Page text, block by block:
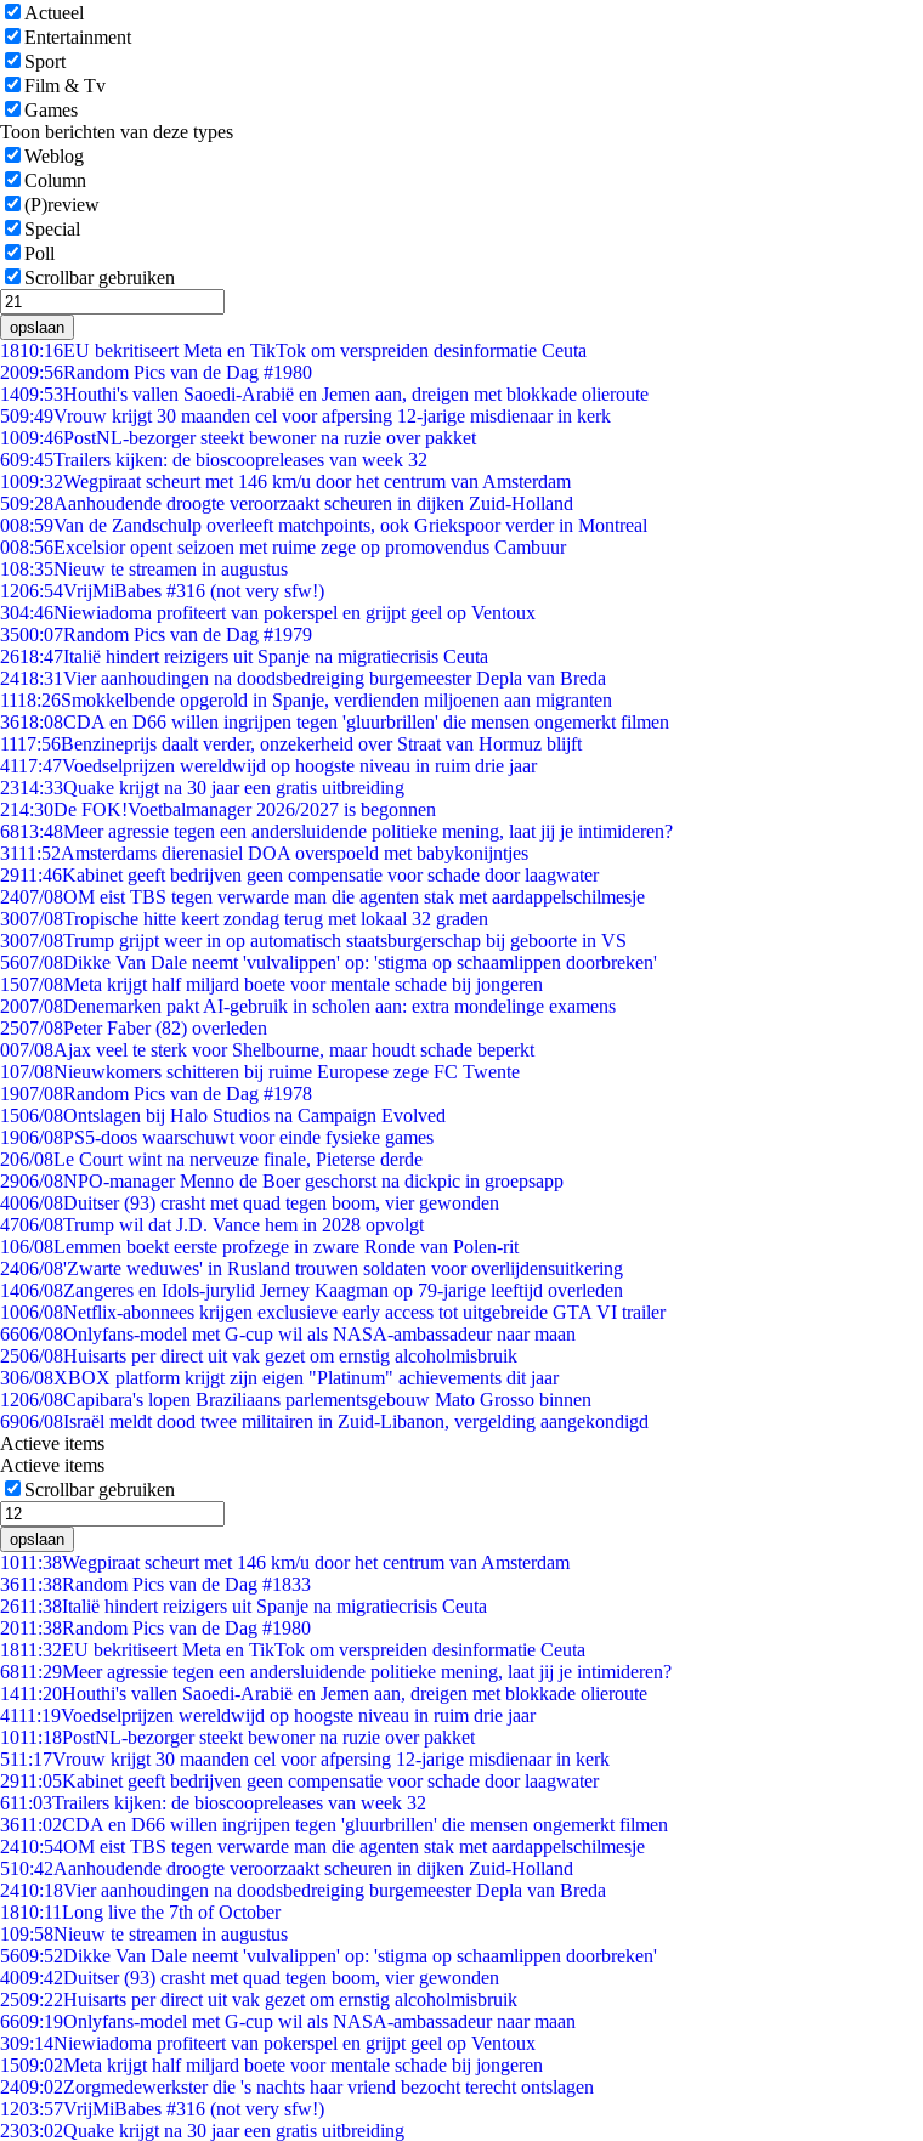
Actueel
Entertainment
Sport
Film & Tv
Games
Toon berichten van deze types
Weblog
Column
(P)review
Special
Poll
Scrollbar gebruiken
opslaan
1810:16EU bekritiseert Meta en TikTok om verspreiden desinformatie Ceuta
2009:56Random Pics van de Dag #1980
1409:53Houthi's vallen Saoedi-Arabië en Jemen aan, dreigen met blokkade olieroute
509:49Vrouw krijgt 30 maanden cel voor afpersing 12-jarige misdienaar in kerk
1009:46PostNL-bezorger steekt bewoner na ruzie over pakket
609:45Trailers kijken: de bioscoopreleases van week 32
1009:32Wegpiraat scheurt met 146 km/u door het centrum van Amsterdam
509:28Aanhoudende droogte veroorzaakt scheuren in dijken Zuid-Holland
008:59Van de Zandschulp overleeft matchpoints, ook Griekspoor verder in Montreal
008:56Excelsior opent seizoen met ruime zege op promovendus Cambuur
108:35Nieuw te streamen in augustus
1206:54VrijMiBabes #316 (not very sfw!)
304:46Niewiadoma profiteert van pokerspel en grijpt geel op Ventoux
3500:07Random Pics van de Dag #1979
2618:47Italië hindert reizigers uit Spanje na migratiecrisis Ceuta
2418:31Vier aanhoudingen na doodsbedreiging burgemeester Depla van Breda
1118:26Smokkelbende opgerold in Spanje, verdienden miljoenen aan migranten
3618:08CDA en D66 willen ingrijpen tegen 'gluurbrillen' die mensen ongemerkt filmen
1117:56Benzineprijs daalt verder, onzekerheid over Straat van Hormuz blijft
4117:47Voedselprijzen wereldwijd op hoogste niveau in ruim drie jaar
2314:33Quake krijgt na 30 jaar een gratis uitbreiding
214:30De FOK!Voetbalmanager 2026/2027 is begonnen
6813:48Meer agressie tegen een andersluidende politieke mening, laat jij je intimideren?
3111:52Amsterdams dierenasiel DOA overspoeld met babykonijntjes
2911:46Kabinet geeft bedrijven geen compensatie voor schade door laagwater
2407/08OM eist TBS tegen verwarde man die agenten stak met aardappelschilmesje
3007/08Tropische hitte keert zondag terug met lokaal 32 graden
3007/08Trump grijpt weer in op automatisch staatsburgerschap bij geboorte in VS
5607/08Dikke Van Dale neemt 'vulvalippen' op: 'stigma op schaamlippen doorbreken'
1507/08Meta krijgt half miljard boete voor mentale schade bij jongeren
2007/08Denemarken pakt AI-gebruik in scholen aan: extra mondelinge examens
2507/08Peter Faber (82) overleden
007/08Ajax veel te sterk voor Shelbourne, maar houdt schade beperkt
107/08Nieuwkomers schitteren bij ruime Europese zege FC Twente
1907/08Random Pics van de Dag #1978
1506/08Ontslagen bij Halo Studios na Campaign Evolved
1906/08PS5-doos waarschuwt voor einde fysieke games
206/08Le Court wint na nerveuze finale, Pieterse derde
2906/08NPO-manager Menno de Boer geschorst na dickpic in groepsapp
4006/08Duitser (93) crasht met quad tegen boom, vier gewonden
4706/08Trump wil dat J.D. Vance hem in 2028 opvolgt
106/08Lemmen boekt eerste profzege in zware Ronde van Polen-rit
2406/08'Zwarte weduwes' in Rusland trouwen soldaten voor overlijdensuitkering
1406/08Zangeres en Idols-jurylid Jerney Kaagman op 79-jarige leeftijd overleden
1006/08Netflix-abonnees krijgen exclusieve early access tot uitgebreide GTA VI trailer
6606/08Onlyfans-model met G-cup wil als NASA-ambassadeur naar maan
2506/08Huisarts per direct uit vak gezet om ernstig alcoholmisbruik
306/08XBOX platform krijgt zijn eigen "Platinum" achievements dit jaar
1206/08Capibara's lopen Braziliaans parlementsgebouw Mato Grosso binnen
6906/08Israël meldt dood twee militairen in Zuid-Libanon, vergelding aangekondigd
Actieve items
Actieve items
Scrollbar gebruiken
opslaan
1011:38Wegpiraat scheurt met 146 km/u door het centrum van Amsterdam
3611:38Random Pics van de Dag #1833
2611:38Italië hindert reizigers uit Spanje na migratiecrisis Ceuta
2011:38Random Pics van de Dag #1980
1811:32EU bekritiseert Meta en TikTok om verspreiden desinformatie Ceuta
6811:29Meer agressie tegen een andersluidende politieke mening, laat jij je intimideren?
1411:20Houthi's vallen Saoedi-Arabië en Jemen aan, dreigen met blokkade olieroute
4111:19Voedselprijzen wereldwijd op hoogste niveau in ruim drie jaar
1011:18PostNL-bezorger steekt bewoner na ruzie over pakket
511:17Vrouw krijgt 30 maanden cel voor afpersing 12-jarige misdienaar in kerk
2911:05Kabinet geeft bedrijven geen compensatie voor schade door laagwater
611:03Trailers kijken: de bioscoopreleases van week 32
3611:02CDA en D66 willen ingrijpen tegen 'gluurbrillen' die mensen ongemerkt filmen
2410:54OM eist TBS tegen verwarde man die agenten stak met aardappelschilmesje
510:42Aanhoudende droogte veroorzaakt scheuren in dijken Zuid-Holland
2410:18Vier aanhoudingen na doodsbedreiging burgemeester Depla van Breda
1810:11Long live the 7th of October
109:58Nieuw te streamen in augustus
5609:52Dikke Van Dale neemt 'vulvalippen' op: 'stigma op schaamlippen doorbreken'
4009:42Duitser (93) crasht met quad tegen boom, vier gewonden
2509:22Huisarts per direct uit vak gezet om ernstig alcoholmisbruik
6609:19Onlyfans-model met G-cup wil als NASA-ambassadeur naar maan
309:14Niewiadoma profiteert van pokerspel en grijpt geel op Ventoux
1509:02Meta krijgt half miljard boete voor mentale schade bij jongeren
2409:02Zorgmedewerkster die 's nachts haar vriend bezocht terecht ontslagen
1203:57VrijMiBabes #316 (not very sfw!)
2303:02Quake krijgt na 30 jaar een gratis uitbreiding